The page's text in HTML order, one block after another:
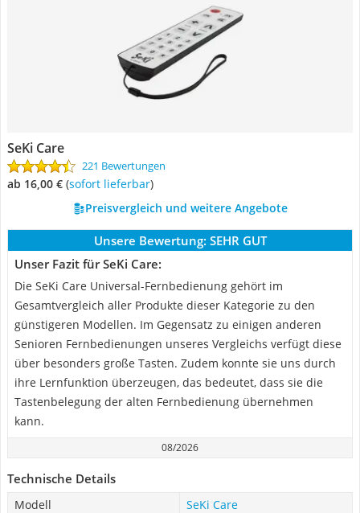
SeKi Care
221 Bewertungen
ab 16,00 € ( Sofort lieferbar)
Preisvergleich und weitere Angebote
Unsere Bewertung: SEHR GUT
Unser Fazit für SeKi Care:
Die SeKi Care Universal-Fernbedienung gehört im
Gesamtvergleich aller Produkte dieser Kategorie zu den
günstigeren Modellen. Im Gegensatz zu einigen anderen
Senioren Fernbedienungen unseres Vergleichs verfügt diese
über besonders große Tasten. Zudem konnte sie uns durch
ihre Lernfunktion überzeugen, das bedeutet, dass sie die
Tastenbelegung der alten Fernbedienung übernehmen
kann.
08/2026
Technische Details
Modell
SeKi Care